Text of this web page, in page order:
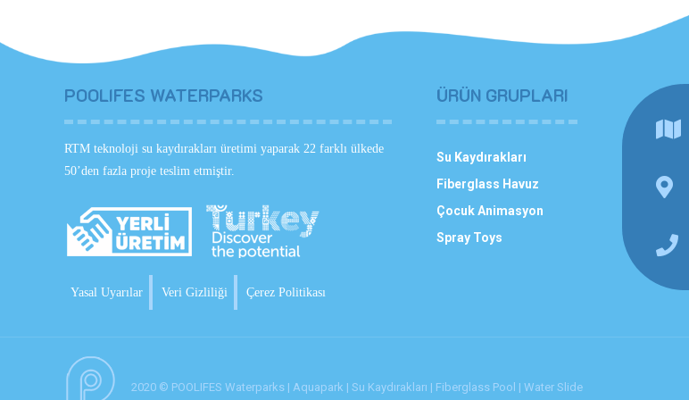
POOLIFES WATERPARKS
RTM teknoloji su kaydırakları üretimi yaparak 22 farklı ülkede
50’den fazla proje teslim etmiştir.
Yasal Uyarılar Veri Gizliliği Çerez Politikası
ÜRÜN GRUPLARI
Su Kaydırakları
Fiberglass Havuz
Çocuk Animasyon
Spray Toys
2020 © POOLIFES Waterparks | Aquapark | Su Kaydırakları | Fiberglass Pool | Water Slide